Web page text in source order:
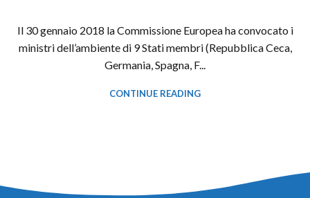
Il 30 gennaio 2018 la Commissione Europea ha convocato i
ministri dell’ambiente di 9 Stati membri (Repubblica Ceca,
Germania, Spagna, F...
CONTINUE READING